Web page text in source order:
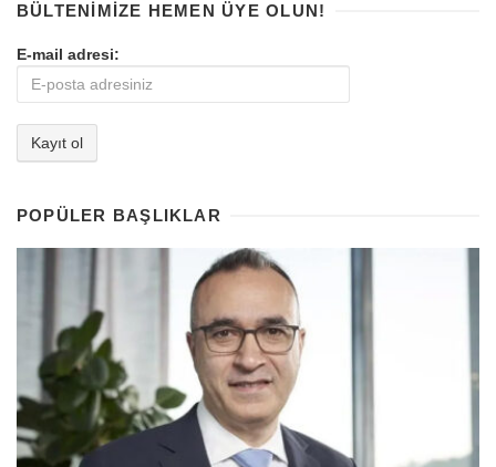
BÜLTENIMIZE HEMEN ÜYE OLUN!
E-mail adresi:
POPÜLER BAŞLIKLAR